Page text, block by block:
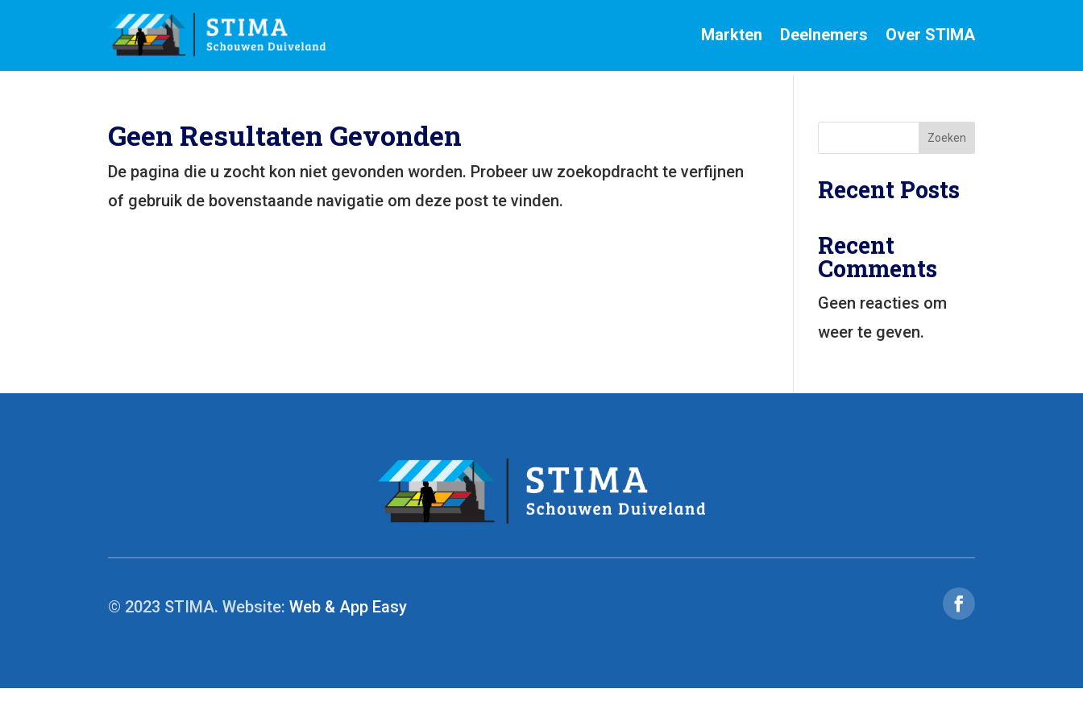
Markten Deelnemers Over STIMA
Geen Resultaten Gevonden
De pagina die u zocht kon niet gevonden worden. Probeer uw zoekopdracht te verfijnen
of gebruik de bovenstaande navigatie om deze post te vinden.
Zoeken
Recent Posts
Recent
Comments
Geen reacties om
weer te geven.
© 2023 STIMA. Website:Web & App Easy